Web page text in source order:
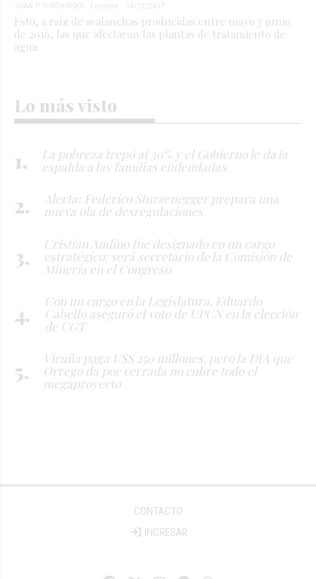
JUAN P. TURCHINSKY Locales 14/12/2017
Esto, a raíz de avalanchas producidas entre mayo y junio
de 2016, las que afectaron las plantas de tratamiento de
agua.
Lo más visto
La pobreza trepó al 30% y el Gobierno le da la
espalda a las familias endeudadas
Alerta: Federico Sturzenegger prepara una
nueva ola de desregulaciones
Cristian Andino fue designado en un cargo
estratégico: será secretario de la Comisión de
Minería en el Congreso
Con un cargo en la Legislatura, Eduardo
Cabello aseguró el voto de UPCN en la elección
de CGT
Vicuña paga U$S 250 millones, pero la DIA que
Orrego da por cerrada no cubre todo el
megaproyecto
CONTACTO
INGRESAR